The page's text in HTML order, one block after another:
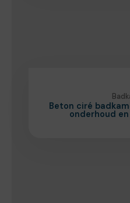
Beton ciré
onderhoud